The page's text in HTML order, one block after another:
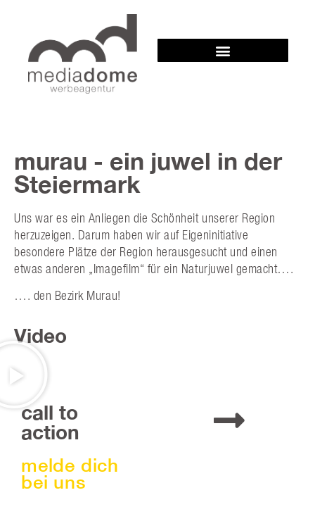
murau - ein juwel in der
Steiermark
Uns war es ein Anliegen die Schönheit unserer Region
herzuzeigen. Darum haben wir auf Eigeninitiative
besondere Plätze der Region herausgesucht und einen
etwas anderen „Imagefilm“ für ein Naturjuwel gemacht….
…. den Bezirk Murau!
Video
call to
action
melde dich
bei uns